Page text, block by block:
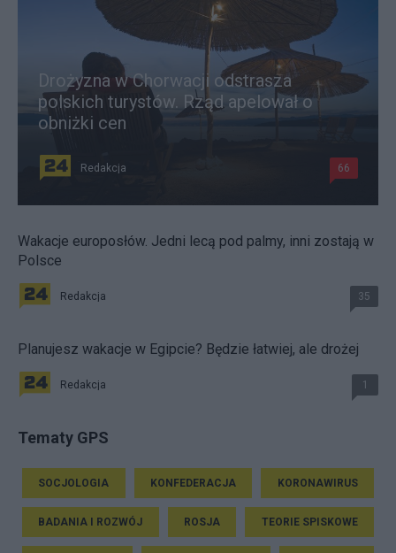
Drożyzna w Chorwacji odstrasza
polskich turystów. Rząd apelował o
obniżki cen
Redakcja 66
Wakacje europosłów. Jedni lecą pod palmy, inni zostają w
Polsce
Redakcja 35
Planujesz wakacje w Egipcie? Będzie łatwiej, ale drożej
Redakcja 1
Tematy GPS
SOCJOLOGIA KONFEDERACJA KORONAWIRUS
BADANIA I ROZWÓJ ROSJA TEORIE SPISKOWE